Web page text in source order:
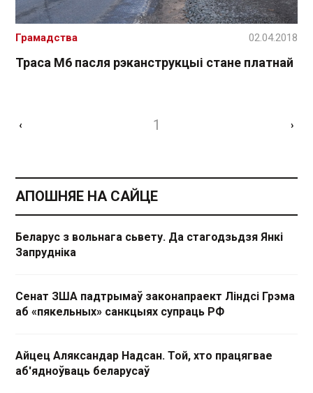
Траса М6 пасля рэканструкцыі стане платнай
Грамадства 02.04.2018
‹ 1 ›
АПОШНЯЕ НА САЙЦЕ
Беларус з вольнага сьвету. Да стагодзьдзя Янкі
Запрудніка
Сенат ЗША падтрымаў законапраект Ліндсі Грэма
аб «пякельных» санкцыях супраць РФ
Айцец Аляксандар Надсан. Той, хто працягвае
аб'ядноўваць беларусаў